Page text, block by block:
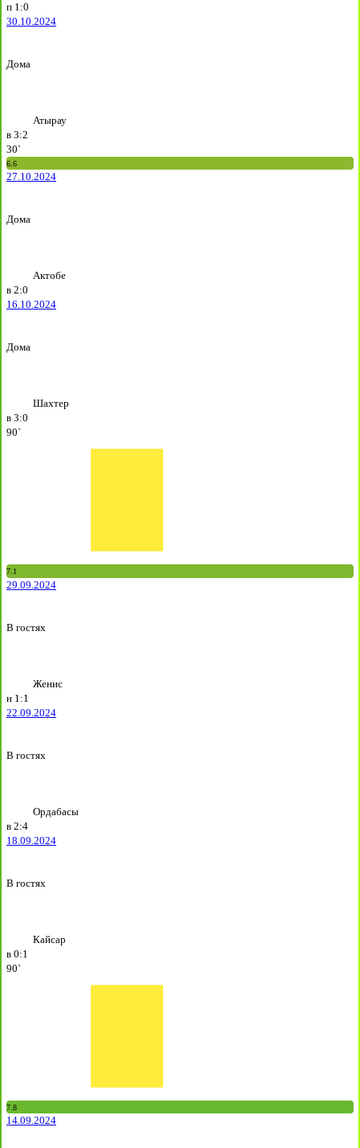
п 1:0
30.10.2024
Дома
Атырау
в 3:2
30`
6.6
27.10.2024
Дома
Актобе
в 2:0
16.10.2024
Дома
Шахтер
в 3:0
90`
7.1
29.09.2024
В гостях
Женис
н 1:1
22.09.2024
В гостях
Ордабасы
в 2:4
18.09.2024
В гостях
Кайсар
в 0:1
90`
7.8
14.09.2024